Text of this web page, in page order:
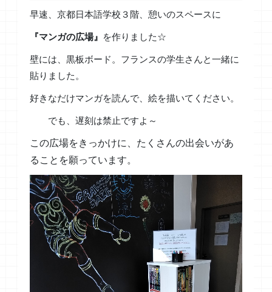
早速、京都日本語学校３階、憩いのスペースに
『マンガの広場』 を作りました☆
壁には、黒板ボード。フランスの学生さんと一緒に
貼りました。
好きなだけマンガを読んで、絵を描いてください。
でも、遅刻は禁止ですよ～
この広場をきっかけに、たくさんの出会いがあ
ることを願っています。